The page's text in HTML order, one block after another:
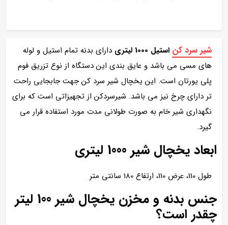
شیر سرد کن استیل 1000 لیتری
دارای بدنه تمام استیل و لوله
های مسی می باشد و عایق بندی این دستگاه از نوع تزریق فوم
پلی یورتان است. این یخچال شیر سرد کن جهت جابجایی راحت
تر دارای چرخ نیز می باشد. شیرسردکن از تجهیزاتی است که برای
نگهداری شیر خام به صورت طولانی مدت مورد استفاده قرار می
گیرد.
ابعاد یخچال شیر 1000 لیتری
طول 110، عرض 110، ارتفاع 180 سانتی متر
جنس بدنه و مخزن یخچال شیر 100 لیتر
چقدر است؟